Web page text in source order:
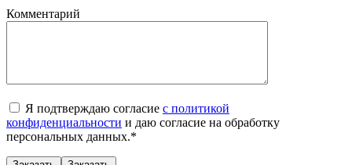
Комментарий
Я подтверждаю согласие с политикой
конфиденциальности и даю согласие на обработку
персональных данных.*